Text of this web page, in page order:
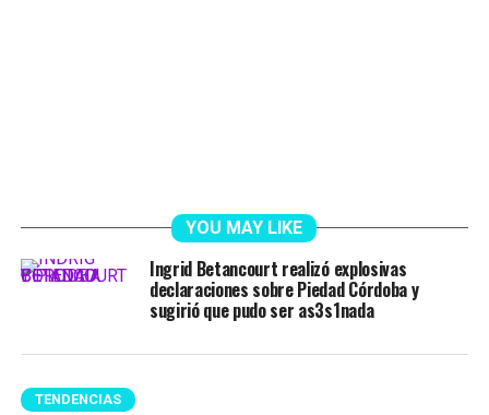
YOU MAY LIKE
Ingrid Betancourt realizó explosivas
declaraciones sobre Piedad Córdoba y
sugirió que pudo ser as3s1nada
TENDENCIAS